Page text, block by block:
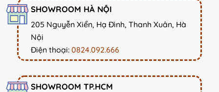
SHOWROOM HÀ NỘI
205 Nguyễn Xiển, Hạ Đình, Thanh Xuân, Hà
Nội
Điện thoại: 0824.092.666
SHOWROOM TP.HCM